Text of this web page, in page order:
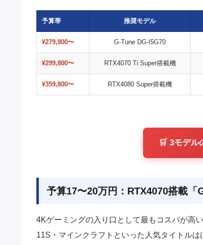
予算帯 推奨モデル
¥279,800〜 G-Tune DG-I5G70
¥299,800〜 RTX4070 Ti Super搭載機
¥359,800〜 RTX4080 Super搭載機
🛒 3モデル
予算17〜20万円：RTX4070搭載「
4Kゲーミングの入り口として最もコスパが高
11S・マインクラフトといった人気タイトル